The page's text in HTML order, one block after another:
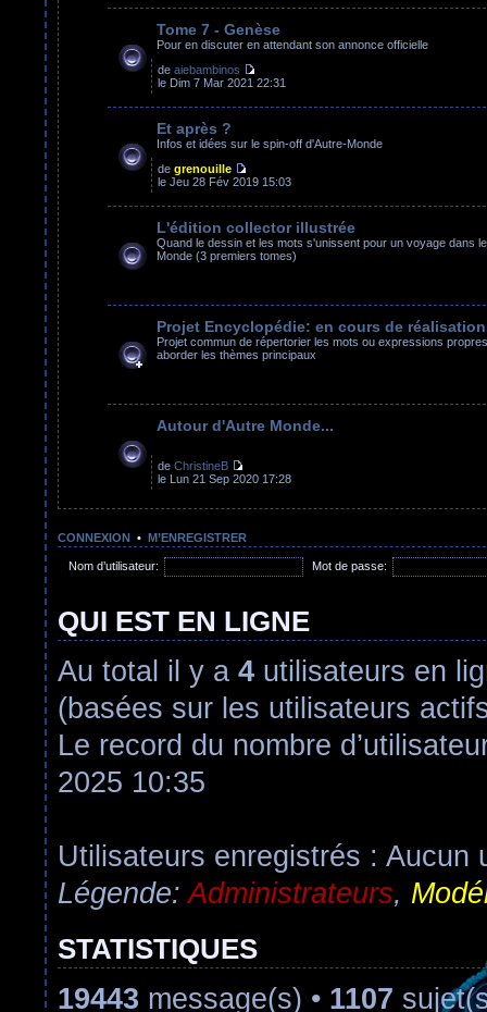
Tome 7 - Genèse
Pour en discuter en attendant son annonce officielle
de aiebambinos
le Dim 7 Mar 2021 22:31
Et après ?
Infos et idées sur le spin-off d'Autre-Monde
de grenouille
le Jeu 28 Fév 2019 15:03
L'édition collector illustrée
Quand le dessin et les mots s'unissent pour un voyage dans
Monde (3 premiers tomes)
Projet Encyclopédie: en cours de réalisation
Projet commun de répertorier les mots ou expressions
aborder les thèmes principaux
Autour d'Autre Monde...
de ChristineB
le Lun 21 Sep 2020 17:28
CONNEXION• M’ENREGISTRER
Nom d’utilisateur: Mot de passe:
QUI EST EN LIGNE
Au total il y a 4utilisateurs en
(basées sur les utilisateurs
Le record du nombre
2025 10:35
Utilisateurs enregistrés : Aucun
Légende:Administrateurs,
STATISTIQUES
19443 message(s) • 1107